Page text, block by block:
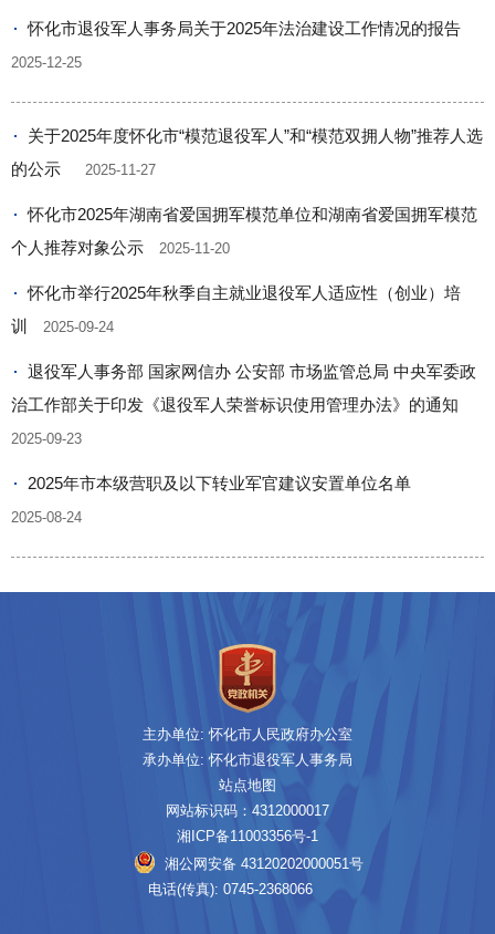
怀化市退役军人事务局关于2025年法治建设工作情况的报告
2025-12-25
关于2025年度怀化市“模范退役军人”和“模范双拥人物”推荐人选
的公示
2025-11-27
怀化市2025年湖南省爱国拥军模范单位和湖南省爱国拥军模范
个人推荐对象公示
2025-11-20
怀化市举行2025年秋季自主就业退役军人适应性（创业）培
训
2025-09-24
退役军人事务部 国家网信办 公安部 市场监管总局 中央军委政
治工作部关于印发《退役军人荣誉标识使用管理办法》的通知
2025-09-23
2025年市本级营职及以下转业军官建议安置单位名单
2025-08-24
主办单位: 怀化市人民政府办公室
承办单位: 怀化市退役军人事务局
站点地图
网站标识码：4312000017
湘ICP备11003356号-1
湘公网安备 43120202000051号
电话(传真): 0745-2368066